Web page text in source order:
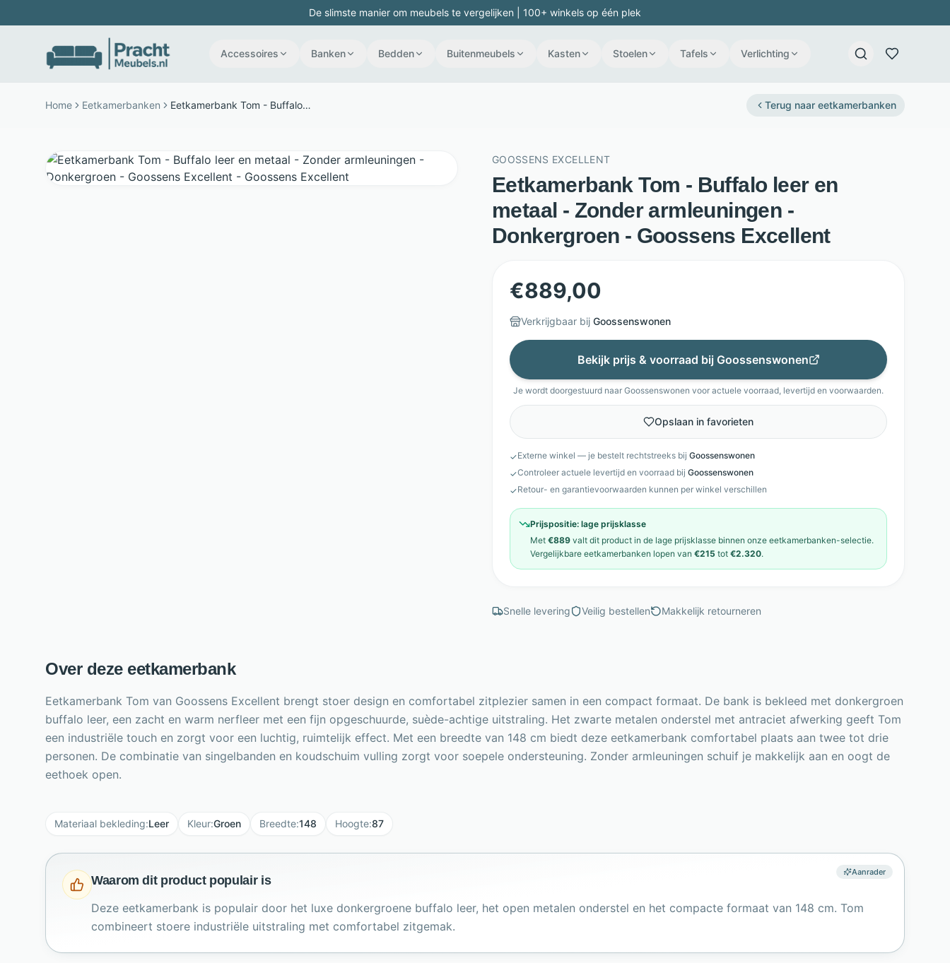
De slimste manier om meubels te vergelijken | 100+ winkels op één plek
Accessoires Banken Bedden Buitenmeubels Kasten Stoelen Tafels Verlichting
Home Eetkamerbanken Eetkamerbank Tom - Buffalo leer en metaal - Zonder armleuningen - Donkergroen - Goossens Excellent Terug naar eetkamerbanken
GOOSSENS EXCELLENT
Eetkamerbank Tom - Buffalo leer en
metaal - Zonder armleuningen -
Donkergroen - Goossens Excellent
€889,00
Verkrijgbaar bij Goossenswonen
Bekijk prijs & voorraad bij Goossenswonen
Je wordt doorgestuurd naar Goossenswonen voor actuele voorraad, levertijd en voorwaarden.
Opslaan in favorieten
✓Externe winkel — je bestelt rechtstreeks bij Goossenswonen
✓Controleer actuele levertijd en voorraad bij Goossenswonen
✓Retour- en garantievoorwaarden kunnen per winkel verschillen
Prijspositie: lage prijsklasse
Met €889 valt dit product in de lage prijsklasse binnen onze eetkamerbanken-selectie.
Vergelijkbare eetkamerbanken lopen van €215 tot €2.320.
Snelle levering Veilig bestellen Makkelijk retourneren
Over deze eetkamerbank
Eetkamerbank Tom van Goossens Excellent brengt stoer design en comfortabel zitplezier samen in een compact formaat. De bank is bekleed met donkergroen
buffalo leer, een zacht en warm nerfleer met een fijn opgeschuurde, suède-achtige uitstraling. Het zwarte metalen onderstel met antraciet afwerking geeft Tom
een industriële touch en zorgt voor een luchtig, ruimtelijk effect. Met een breedte van 148 cm biedt deze eetkamerbank comfortabel plaats aan twee tot drie
personen. De combinatie van singelbanden en koudschuim vulling zorgt voor soepele ondersteuning. Zonder armleuningen schuif je makkelijk aan en oogt de
eethoek open.
Materiaal bekleding:Leer Kleur:Groen Breedte:148 Hoogte:87
Aanrader
Waarom dit product populair is
Deze eetkamerbank is populair door het luxe donkergroene buffalo leer, het open metalen onderstel en het compacte formaat van 148 cm. Tom
combineert stoere industriële uitstraling met comfortabel zitgemak.